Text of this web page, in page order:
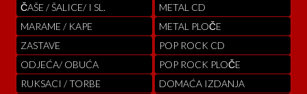
ČAŠE / ŠALICE/ I SL.
MARAME / KAPE
ZASTAVE
ODJEĆA/ OBUĆA
RUKSACI / TORBE
METAL CD
METAL PLOČE
POP ROCK CD
POP ROCK PLOČE
DOMAĆA IZDANJA